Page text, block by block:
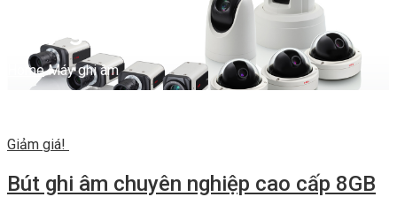
Máy ghi âm
Home Máy ghi âm
Giảm giá!
Bút ghi âm chuyên nghiệp cao cấp 8GB